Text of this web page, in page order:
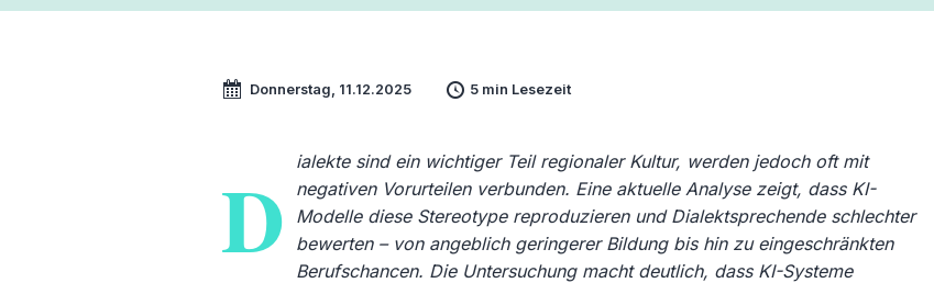
Donnerstag, 11.12.2025 5 min Lesezeit
D
ialekte sind ein wichtiger Teil regionaler Kultur, werden jedoch oft mit
negativen Vorurteilen verbunden. Eine aktuelle Analyse zeigt, dass KI-
Modelle diese Stereotype reproduzieren und Dialektsprechende schlechter
bewerten – von angeblich geringerer Bildung bis hin zu eingeschränkten
Berufschancen. Die Untersuchung macht deutlich, dass KI-Systeme